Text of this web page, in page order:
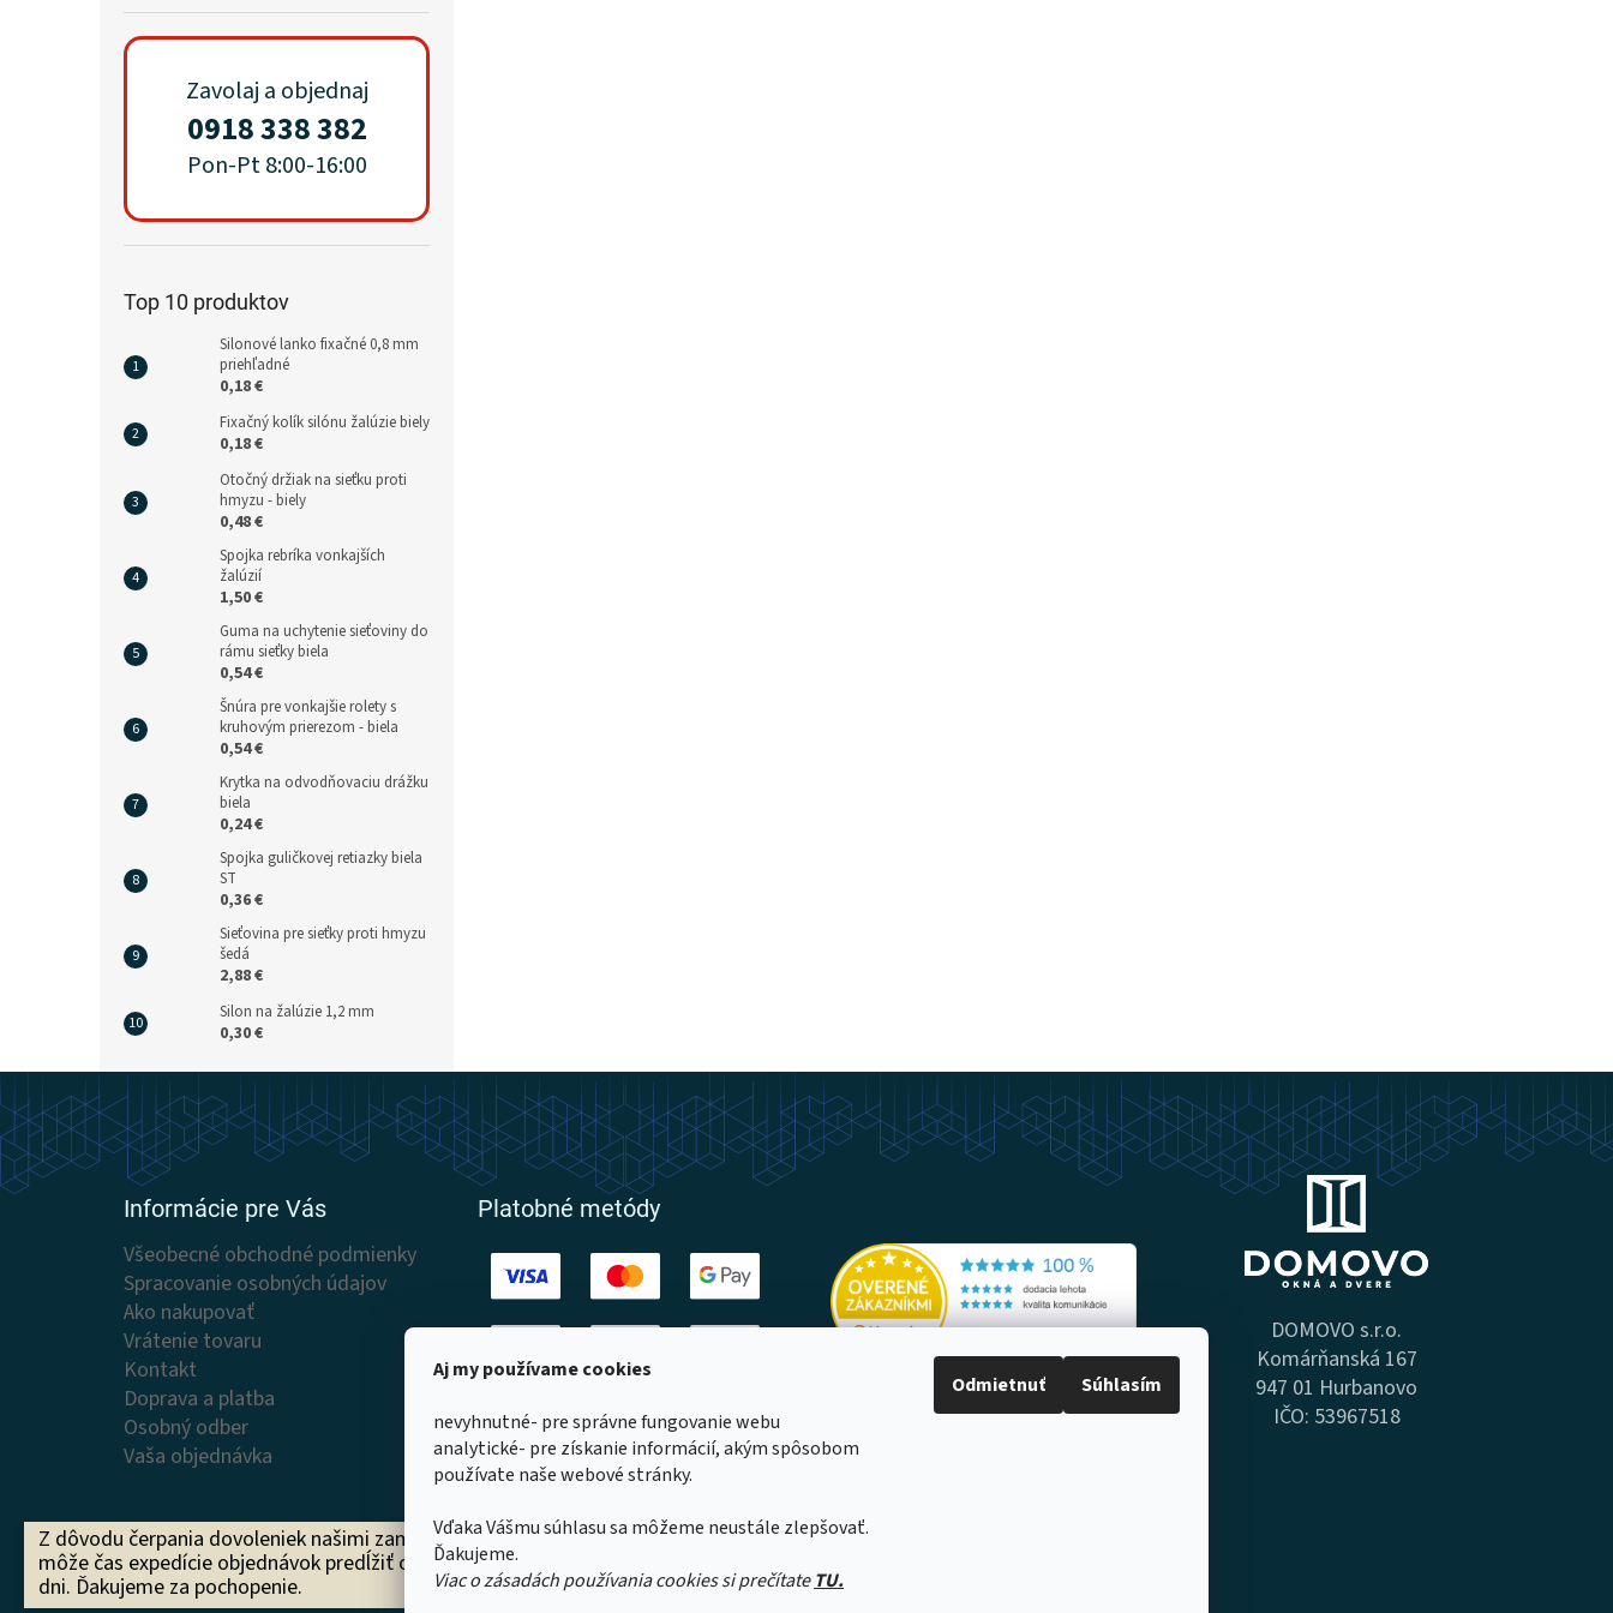
Aj my používame cookies
nevyhnutné- pre správne fungovanie webu
analytické- pre získanie informácií, akým spôsobom
používate naše webové stránky.
Vďaka Vášmu súhlasu sa môžeme neustále zlepšovať.
Ďakujeme.
Viac o zásadách používania cookies si prečítateTU.
Odmietnuť Súhlasím
Z dôvodu čerpania dovoleniek našimi zamestnancami sa
môže čas expedície objednávok predĺžiť o 1 až 2 pracovné
dni. Ďakujeme za pochopenie.
Zavolaj a objednaj
0918 338 382
Pon-Pt 8:00-16:00
Top 10 produktov
Silonové lanko fixačné 0,8 mm
priehľadné
0,18 €
Fixačný kolík silónu žalúzie biely
0,18 €
Otočný držiak na sieťku proti
hmyzu - biely
0,48 €
Spojka rebríka vonkajších
žalúzií
1,50 €
Guma na uchytenie sieťoviny do
rámu sieťky biela
0,54 €
Šnúra pre vonkajšie rolety s
kruhovým prierezom - biela
0,54 €
Krytka na odvodňovaciu drážku
biela
0,24 €
Spojka guličkovej retiazky biela
ST
0,36 €
Sieťovina pre sieťky proti hmyzu
šedá
2,88 €
Silon na žalúzie 1,2 mm
0,30 €
Z
á
p
ä
t
Informácie pre Vás
Všeobecné obchodné podmienky
Spracovanie osobných údajov
Ako nakupovať
Vrátenie tovaru
Kontakt
Doprava a platba
Osobný odber
Vaša objednávka
Platobné metódy
Doručovatelia
DOMOVO s.r.o.
Komárňanská 167
947 01 Hurbanovo
IČO: 53967518